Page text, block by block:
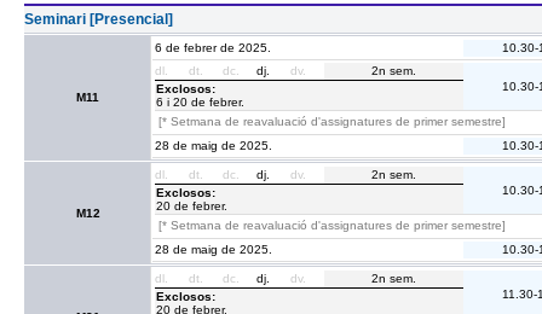
Seminari [Presencial]
M11
6 de febrer de 2025.
10.30-
dl.
dt. dc. dj. dv.
2n sem.
Exclosos:
6 i 20 de febrer.
10.30-
[* Setmana de reavaluació d'assignatures de primer semestre]
28 de maig de 2025.
10.30-
M12
dl. dt. dc. dj. dv.
2n sem.
Exclosos:
20 de febrer.
10.30-
[* Setmana de reavaluació d'assignatures de primer semestre]
28 de maig de 2025.
10.30-
dl. dt. dc. dj. dv.
2n sem.
Exclosos:
20 de febrer.
11.30-